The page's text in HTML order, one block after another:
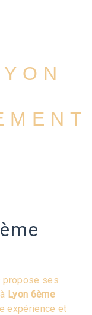
propose ses
Lyon 6ème
expérience et